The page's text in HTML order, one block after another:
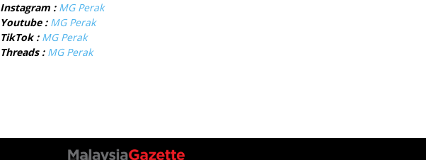
Instagram : MG Perak
Youtube : MG Perak
TikTok : MG Perak
Threads : MG Perak